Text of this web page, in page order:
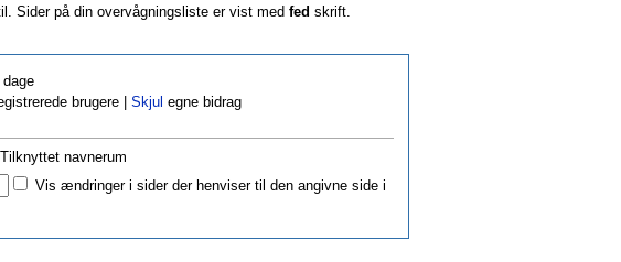
Sider på din overvågningsliste er vist med fed skrift.
brugere | Skjul egne bidrag
Tilknyttet navnerum
Vis ændringer i sider der henviser til den angivne side i